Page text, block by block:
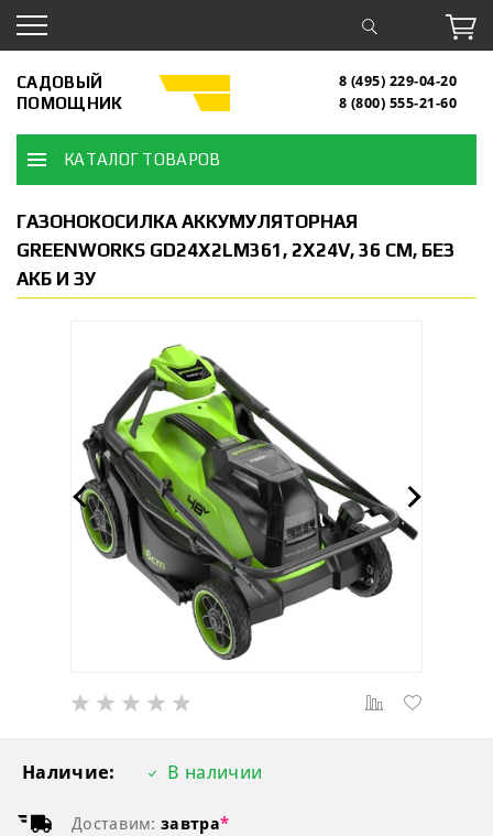
САДОВЫЙ
ПОМОЩНИК
8 (495) 229-04-20
8 (800) 555-21-60
КАТАЛОГ ТОВАРОВ
ГАЗОНОКОСИЛКА АККУМУЛЯТОРНАЯ
GREENWORKS GD24X2LM361, 2Х24V, 36 СМ, БЕЗ
АКБ И ЗУ
Наличие: В наличии
Доставим: завтра*